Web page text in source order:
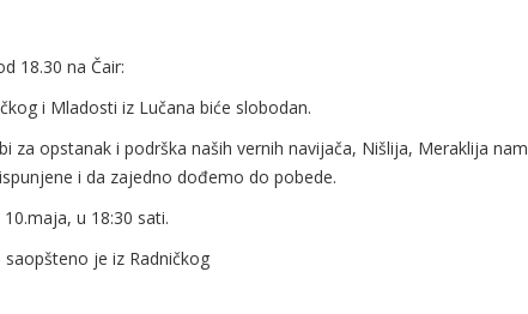
18.30 na Čair:
i Mladosti iz Lučana biće slobodan.
za opstanak i podrška naših vernih navijača, Nišlija, Meraklija nam
i da zajedno dođemo do pobede.
u 18:30 sati.
je iz Radničkog